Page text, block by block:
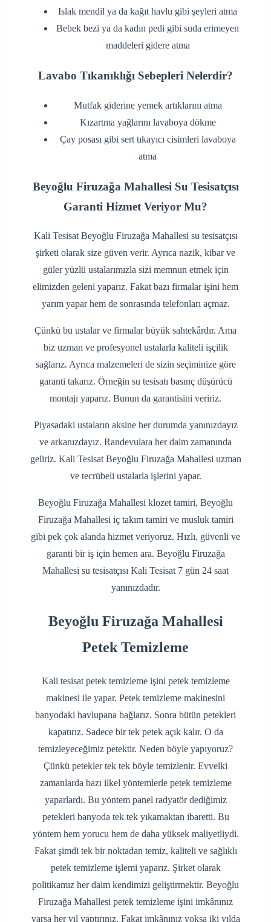
‌Islak mendil ya da kağıt havlu gibi şeyleri atma
‌Bebek bezi ya da kadın pedi gibi suda erimeyen
maddeleri gidere atma
Lavabo Tıkanıklığı Sebepleri Nelerdir?
‌Mutfak giderine yemek artıklarını atma
‌Kızartma yağlarını lavaboya dökme
‌Çay posası gibi sert tıkayıcı cisimleri lavaboya
atma
Beyoğlu Firuzağa Mahallesi Su Tesisatçısı
Garanti Hizmet Veriyor Mu?
Kali Tesisat Beyoğlu Firuzağa Mahallesi su tesisatçısı
şirketi olarak size güven verir. Ayrıca nazik, kibar ve
güler yüzlü ustalarımızla sizi memnun etmek için
elimizden geleni yaparız. Fakat bazı firmalar işini hem
yarım yapar hem de sonrasında telefonları açmaz.
Çünkü bu ustalar ve firmalar büyük sahtekârdır. Ama
biz uzman ve profesyonel ustalarla kaliteli işçilik
sağlarız. Ayrıca malzemeleri de sizin seçiminize göre
garanti takarız. Örneğin su tesisatı basınç düşürücü
montajı yaparız. Bunun da garantisini veririz.
Piyasadaki ustaların aksine her durumda yanınızdayız
ve arkanızdayız. Randevulara her daim zamanında
geliriz. Kali Tesisat Beyoğlu Firuzağa Mahallesi uzman
ve tecrübeli ustalarla işlerini yapar.
Beyoğlu Firuzağa Mahallesi klozet tamiri, Beyoğlu
Firuzağa Mahallesi iç takım tamiri ve musluk tamiri
gibi pek çok alanda hizmet veriyoruz. Hızlı, güvenli ve
garanti bir iş için hemen ara. Beyoğlu Firuzağa
Mahallesi su tesisatçısı Kali Tesisat 7 gün 24 saat
yanınızdadır.
Beyoğlu Firuzağa Mahallesi
Petek Temizleme
Kali tesisat petek temizleme işini petek temizleme
makinesi ile yapar. Petek temizleme makinesini
banyodaki havlupana bağlarız. Sonra bütün petekleri
kapatırız. Sadece bir tek petek açık kalır. O da
temizleyeceğimiz petektir. Neden böyle yapıyoruz?
Çünkü petekler tek tek böyle temizlenir. Evvelki
zamanlarda bazı ilkel yöntemlerle petek temizleme
yaparlardı. Bu yöntem panel radyatör dediğimiz
petekleri banyoda tek tek yıkamaktan ibaretti. Bu
yöntem hem yorucu hem de daha yüksek maliyetliydi.
Fakat şimdi tek bir noktadan temiz, kaliteli ve sağlıklı
petek temizleme işlemi yaparız. Şirket olarak
politikamız her daim kendimizi geliştirmektir. Beyoğlu
Firuzağa Mahallesi petek temizleme işini imkânınız
varsa her yıl yaptırınız. Fakat imkânınız yoksa iki yılda